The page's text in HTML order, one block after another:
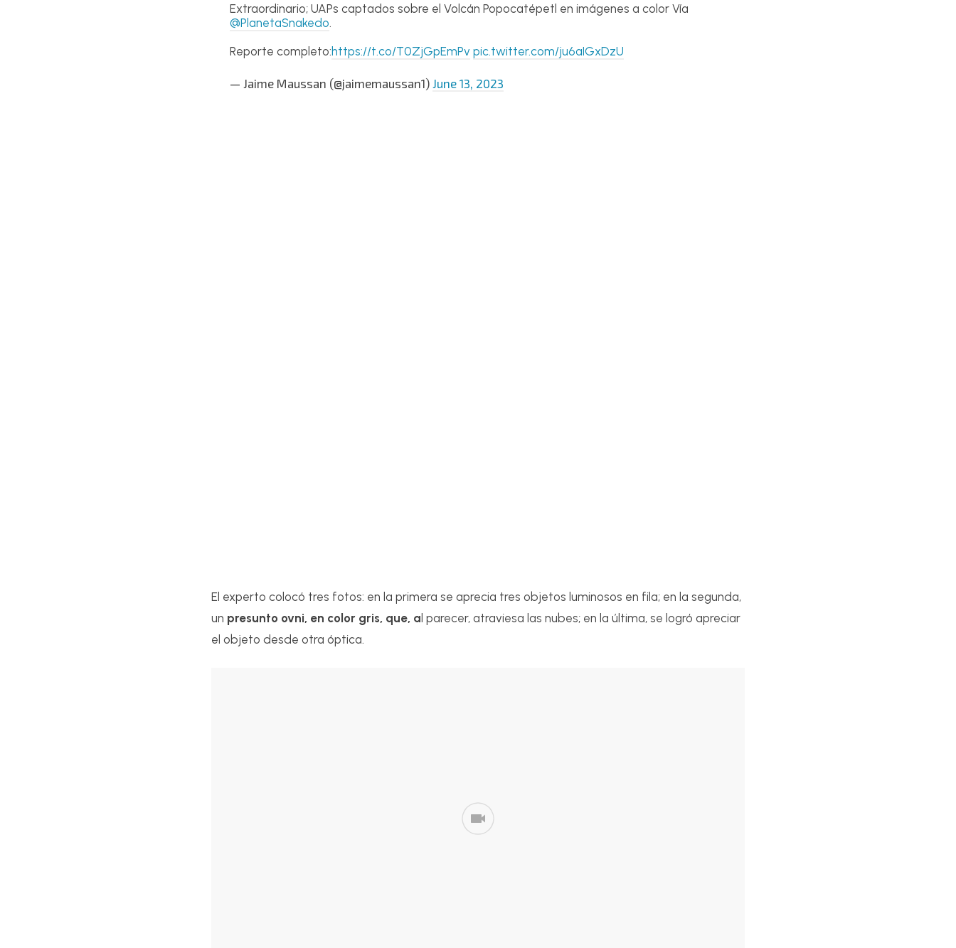
Extraordinario; UAPs captados sobre el Volcán Popocatépetl en imágenes a color Vía
@PlanetaSnakedo
Reporte completo:https://t.co/T0ZjGpEmPv pic.twitter.com/ju6aIGxDzU
— Jaime Maussan (@jaimemaussan1) June 13, 2023
El experto colocó tres fotos: en la primera se aprecia tres objetos luminosos en fila; en la segunda,
un presunto ovni, en color gris, que, al parecer, atraviesa las nubes; en la última, se logró apreciar
el objeto desde otra óptica.